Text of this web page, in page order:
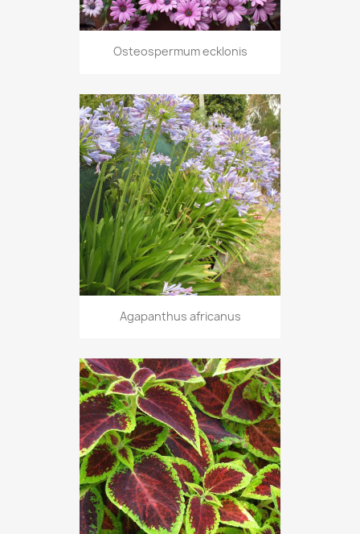
Osteospermum ecklonis
Agapanthus africanus